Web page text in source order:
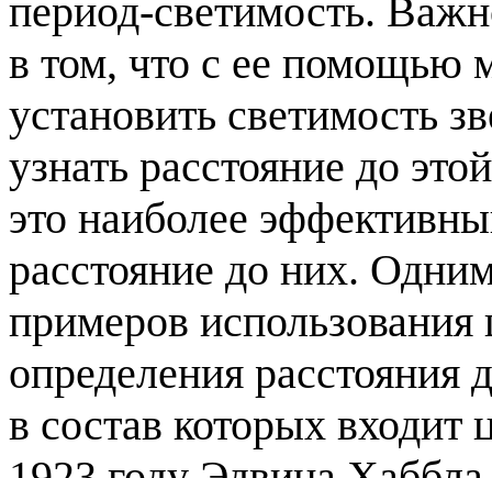
период-светимость.
в том, что с ее помощью
установить светимость
узнать расстояние до
это наиболее
расстояние до них.
примеров использования
определения расстояния
в состав которых входит